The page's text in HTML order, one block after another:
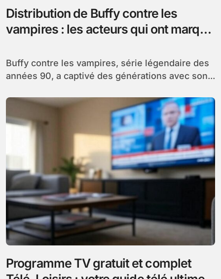
Distribution de Buffy contre les
vampires : les acteurs qui ont marqué
Buffy contre les vampires, série légendaire des
années 90, a captivé des générations avec son...
Programme TV gratuit et complet